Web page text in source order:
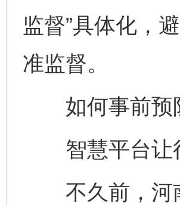
监督”具体化，
准监督。
如何事前
智慧平台让
不久前，河南